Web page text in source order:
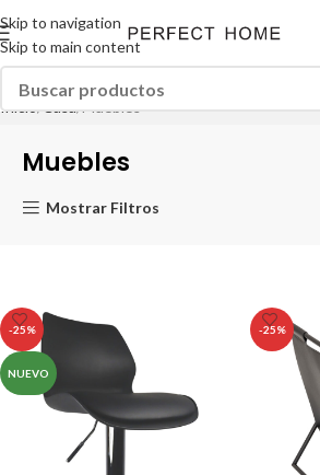
Skip to navigation
Skip to main content
Inicio Casa Muebles
Muebles
Mostrar Filtros
-25%
NUEVO
-25%